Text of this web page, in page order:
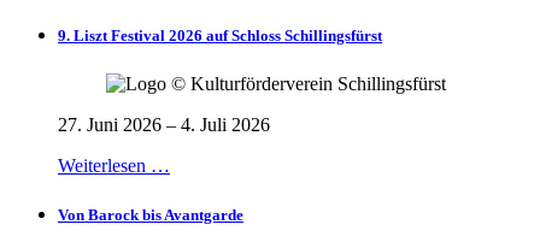
9. Liszt Festival 2026 auf Schloss Schillingsfürst
27. Juni 2026 – 4. Juli 2026
Weiterlesen …
Von Barock bis Avantgarde